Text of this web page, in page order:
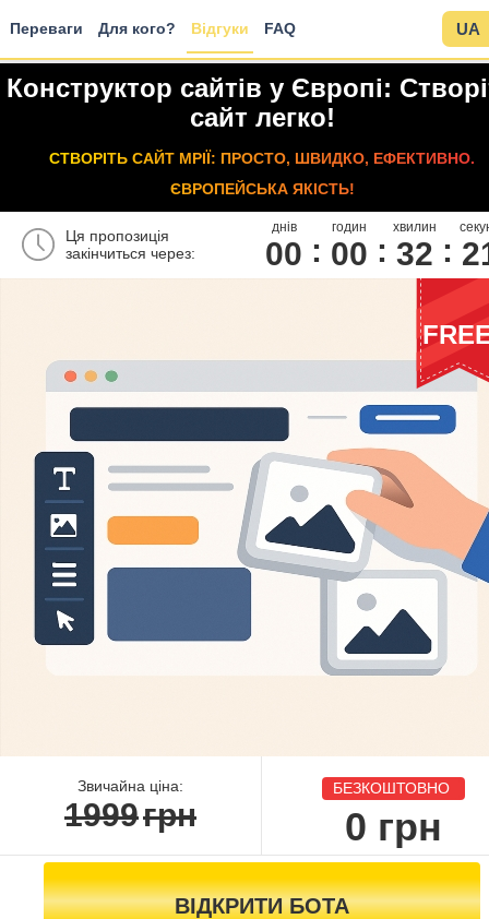
Переваги Для кого? Відгуки FAQ UA
Конструктор сайтів у Європі:
сайт легко!
СТВОРІТЬ САЙТ МРІЇ: ПРОСТО, ШВИДКО, ЕФЕКТИВНО.
ЄВРОПЕЙСЬКА ЯКІСТЬ!
Ця пропозиція
закінчиться через:
днів
00
годин
00
хвилин
32 2
Звичайна ціна:
1999грн
БЕЗКОШТОВНО
0 грн
ВІДКРИТИ БОТА